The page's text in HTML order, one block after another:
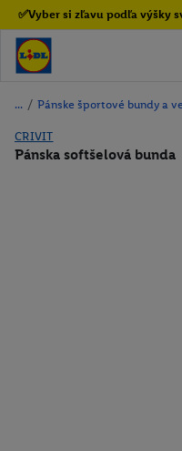
✅Vyber si zľavu podľa výšky
/ Pánske športové bundy a
CRIVIT
Pánska softšelová bunda